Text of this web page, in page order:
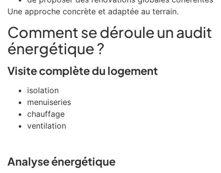
Une approche concrète et adaptée au terrain.
Comment se déroule un audit
énergétique ?
Visite complète du logement
isolation
menuiseries
chauffage
ventilation
Analyse énergétique